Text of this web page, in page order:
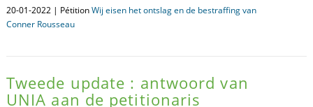
20-01-2022 | PétitionWij eisen het ontslag en de bestraffing van
Conner Rousseau
Tweede update : antwoord van
UNIA aan de petitionaris